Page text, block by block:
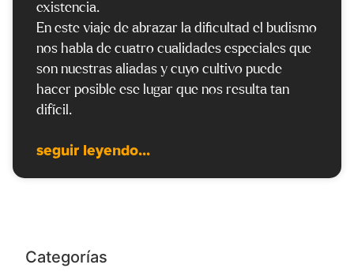
existencia.
En este viaje de abrazar la dificultad el budismo
nos habla de cuatro cualidades especiales que
son nuestras aliadas y cuyo cultivo puede
hacer posible ese lugar que nos resulta tan
difícil.
seguir leyendo...
Categorías